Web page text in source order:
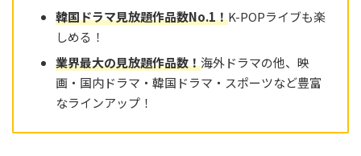
韓国ドラマ見放題作品数No.1！K-POPライブも楽
しめる！
業界最大の見放題作品数！海外ドラマの他、映
画・国内ドラマ・韓国ドラマ・スポーツなど豊富
なラインアップ！